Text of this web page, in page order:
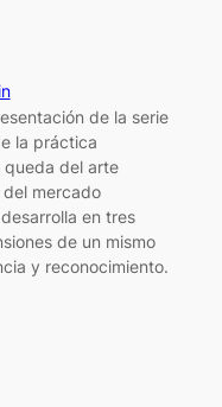
de la serie
la práctica
queda del arte
mercado
en tres
de un mismo
y reconocimiento.